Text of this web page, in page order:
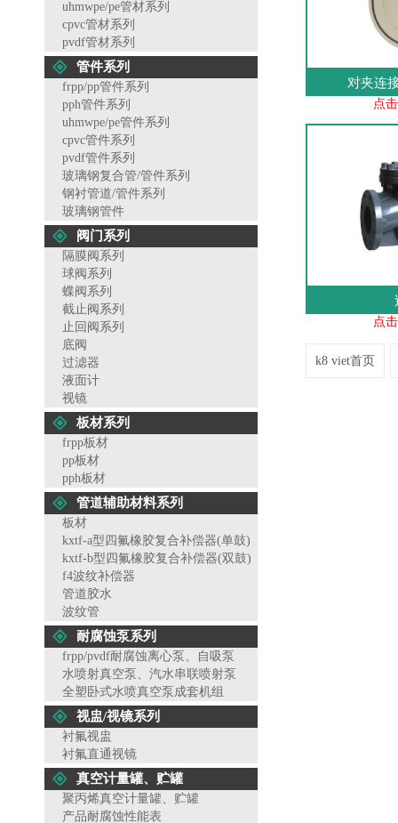
uhmwpe/pe管材系列
cpvc管材系列
pvdf管材系列
管件系列
frpp/pp管件系列
pph管件系列
uhmwpe/pe管件系列
cpvc管件系列
pvdf管件系列
玻璃钢复合管/管件系列
钢衬管道/管件系列
玻璃钢管件
阀门系列
隔膜阀系列
球阀系列
蝶阀系列
截止阀系列
止回阀系列
底阀
过滤器
液面计
视镜
板材系列
frpp板材
pp板材
pph板材
管道辅助材料系列
板材
kxtf-a型四氟橡胶复合补偿器(单鼓)
kxtf-b型四氟橡胶复合补偿器(双鼓)
f4波纹补偿器
管道胶水
波纹管
耐腐蚀泵系列
frpp/pvdf耐腐蚀离心泵、自吸泵
水喷射真空泵、汽水串联喷射泵
全塑卧式水喷真空泵成套机组
视盅/视镜系列
衬氟视盅
衬氟直通视镜
真空计量罐、贮罐
聚丙烯真空计量罐、贮罐
产品耐腐蚀性能表
对夹连
点
点
k8 viet首页